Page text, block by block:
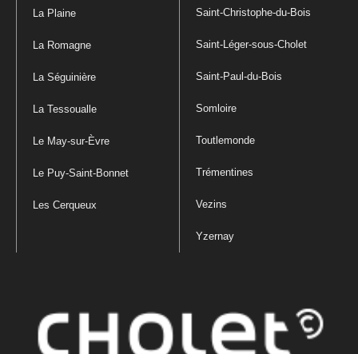
La Plaine
La Romagne
La Séguinière
La Tessoualle
Le May-sur-Èvre
Le Puy-Saint-Bonnet
Les Cerqueux
Saint-Christophe-du-Bois
Saint-Léger-sous-Cholet
Saint-Paul-du-Bois
Somloire
Toutlemonde
Trémentines
Vezins
Yzernay